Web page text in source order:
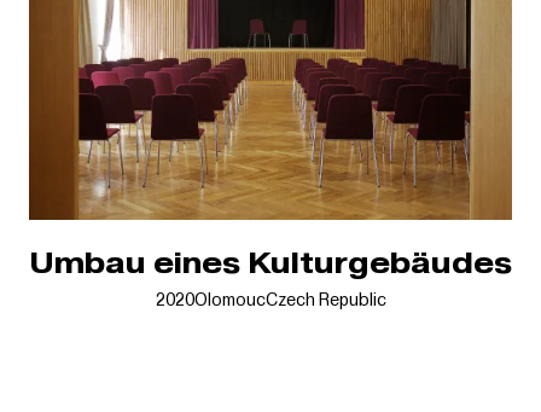
Umbau eines Kulturgebäudes
2020OlomoucCzech Republic